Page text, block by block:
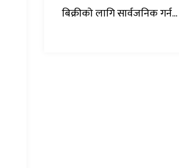
बिक्रीको लागि सार्वजनिक गर्न...